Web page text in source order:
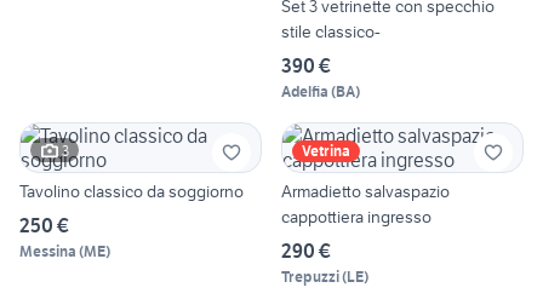
Set 3 vetrinette con specchio
stile classico-
390 €
Adelfia (BA)
3
Tavolino classico da soggiorno
250 €
Messina (ME)
Vetrina
Armadietto salvaspazio
cappottiera ingresso
290 €
Trepuzzi(LE)